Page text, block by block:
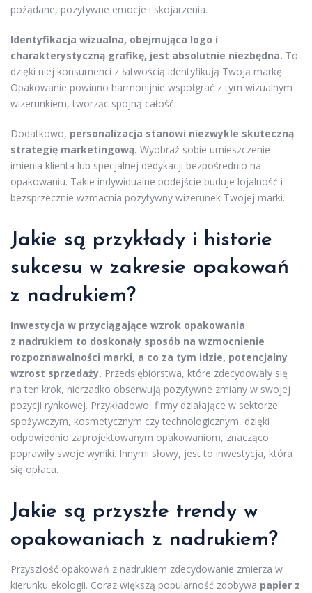
pożądane, pozytywne emocje i skojarzenia.
Identyfikacja wizualna, obejmująca logo i
charakterystyczną grafikę, jest absolutnie niezbędna. To
dzięki niej konsumenci z łatwością identyfikują Twoją markę.
Opakowanie powinno harmonijnie współgrać z tym wizualnym
wizerunkiem, tworząc spójną całość.
Dodatkowo, personalizacja stanowi niezwykle skuteczną
strategię marketingową. Wyobraź sobie umieszczenie
imienia klienta lub specjalnej dedykacji bezpośrednio na
opakowaniu. Takie indywidualne podejście buduje lojalność i
bezsprzecznie wzmacnia pozytywny wizerunek Twojej marki.
Jakie są przykłady i historie
sukcesu w zakresie opakowań
z nadrukiem?
Inwestycja w przyciągające wzrok opakowania
z nadrukiem to doskonały sposób na wzmocnienie
rozpoznawalności marki, a co za tym idzie, potencjalny
wzrost sprzedaży. Przedsiębiorstwa, które zdecydowały się
na ten krok, nierzadko obserwują pozytywne zmiany w swojej
pozycji rynkowej. Przykładowo, firmy działające w sektorze
spożywczym, kosmetycznym czy technologicznym, dzięki
odpowiednio zaprojektowanym opakowaniom, znacząco
poprawiły swoje wyniki. Innymi słowy, jest to inwestycja, która
się opłaca.
Jakie są przyszłe trendy w
opakowaniach z nadrukiem?
Przyszłość opakowań z nadrukiem zdecydowanie zmierza w
kierunku ekologii. Coraz większą popularność zdobywa papier z